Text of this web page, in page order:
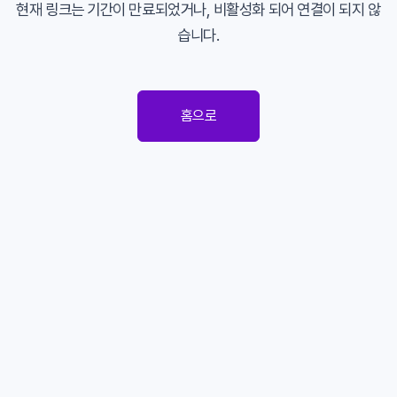
현재 링크는 기간이 만료되었거나, 비활성화 되어 연결이 되지 않
습니다.
홈으로